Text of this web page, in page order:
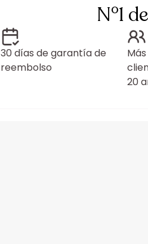
N°1
30 días de garantía de
reembolso
20